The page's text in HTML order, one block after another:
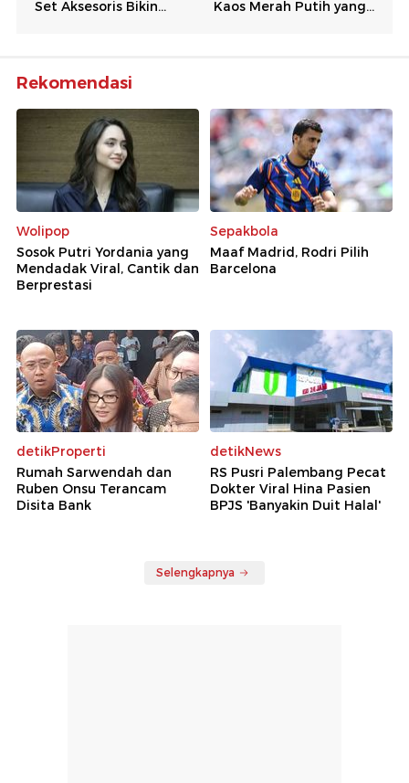
Rekomendasi
Wolipop
Sosok Putri Yordania yang
Mendadak Viral, Cantik dan
Berprestasi
Sepakbola
Maaf Madrid, Rodri Pilih
Barcelona
detikProperti
Rumah Sarwendah dan
Ruben Onsu Terancam
Disita Bank
detikNews
RS Pusri Palembang Pecat
Dokter Viral Hina Pasien
BPJS 'Banyakin Duit Halal'
Selengkapnya